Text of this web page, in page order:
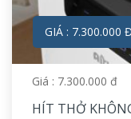
GIÁ : 7.300.000
Giá : 7.300.000 đ
HÍT THỞ